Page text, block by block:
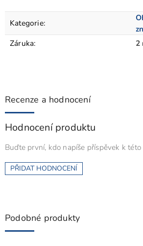
Kategorie:
Záruka: 2
Recenze a hodnocení
Hodnocení produktu
Buďte první, kdo napíše příspěvek k této
PŘIDAT HODNOCENÍ
Podobné produkty